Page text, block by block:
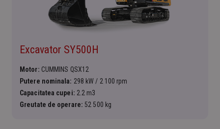
Excavator SY500H
Motor: CUMMINS QSX12
Putere nominala: 298 kW / 2 100 rpm
Capacitatea cupei: 2.2 m3
Greutate de operare: 52 500 kg